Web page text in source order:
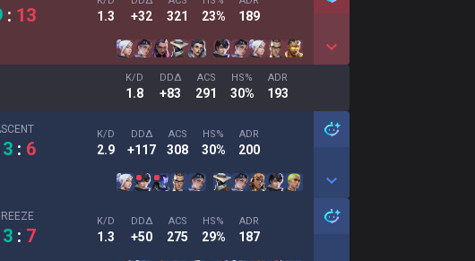
: 13 1.3 +32 321 23% 189
K/D
1.8
DDΔ
+83
ACS
291
HS%
30%
ADR
193
: 6
K/D
2.9
DDΔ
+117
ACS
308
HS%
30%
ADR
200
: 7
K/D
1.3
DDΔ
+50
ACS
275
HS%
29%
ADR
187